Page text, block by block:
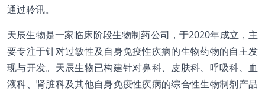
通过聆讯。
天辰生物是一家临床阶段生物制药公司，于2020年成立，主
要专注于针对过敏性及自身免疫性疾病的生物药物的自主发
现与开发。天辰生物已构建针对鼻科、皮肤科、呼吸科、血
液科、肾脏科及其他自身免疫性疾病的综合性生物制剂产品